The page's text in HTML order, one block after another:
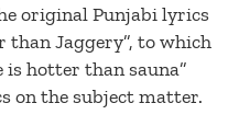
original Punjabi lyrics
than Jaggery”, to which
is hotter than sauna”
on the subject matter.